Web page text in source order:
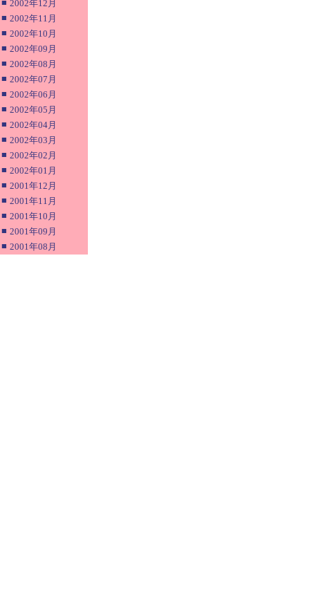
■ 2002年12月
■ 2002年11月
■ 2002年10月
■ 2002年09月
■ 2002年08月
■ 2002年07月
■ 2002年06月
■ 2002年05月
■ 2002年04月
■ 2002年03月
■ 2002年02月
■ 2002年01月
■ 2001年12月
■ 2001年11月
■ 2001年10月
■ 2001年09月
■ 2001年08月